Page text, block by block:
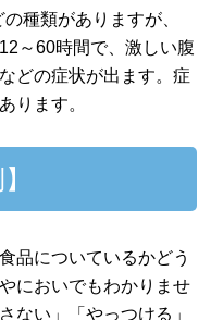
種類がありますが、
～60時間で、激しい腹
どの症状が出ます。症
ります。
品についているかどう
においでもわかりませ
ない」「やっつける」